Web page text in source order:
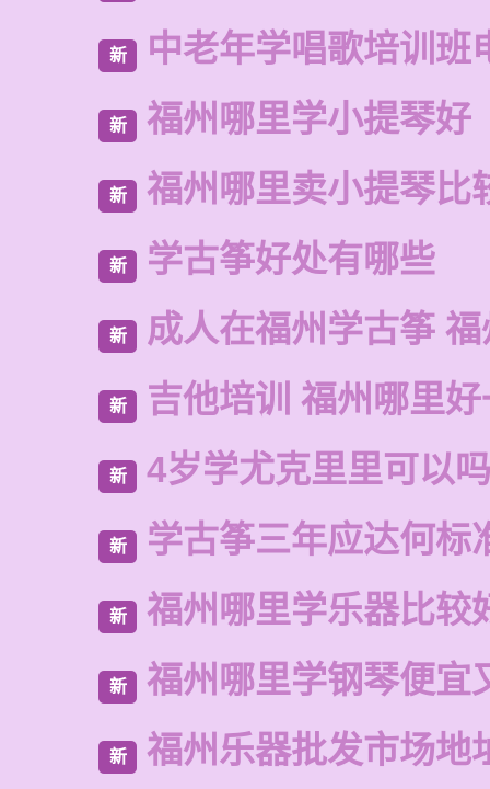
新 中老年学唱歌培训班
新 福州哪里学小提琴好
新 福州哪里卖小提琴比
新 学古筝好处有哪些
新 成人在福州学古筝
新 吉他培训 福州哪里
新 4岁学尤克里里可以吗
新 学古筝三年应达何标
新 福州哪里学乐器比较
新 福州哪里学钢琴便宜
新 福州乐器批发市场地